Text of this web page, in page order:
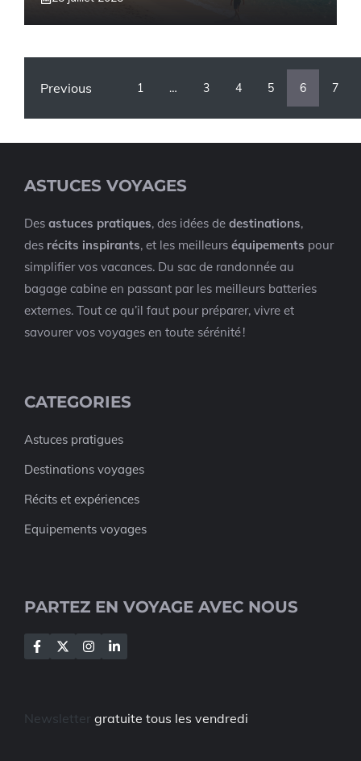
Previous 1 … 3 4 5 6 7
ASTUCES VOYAGES
Des astuces pratiques, des idées de destinations,
des récits inspirants, et les meilleurs équipements pour
simplifier vos vacances. Du sac de randonnée au
bagage cabine en passant par les meilleurs batteries
externes. Tout ce qu’il faut pour préparer, vivre et
savourer vos voyages en toute sérénité !
CATEGORIES
Astuces pratigues
Destinations voyages
Récits et expériences
Equipements voyages
PARTEZ EN VOYAGE AVEC NOUS
Newsletter gratuite tous les vendredi